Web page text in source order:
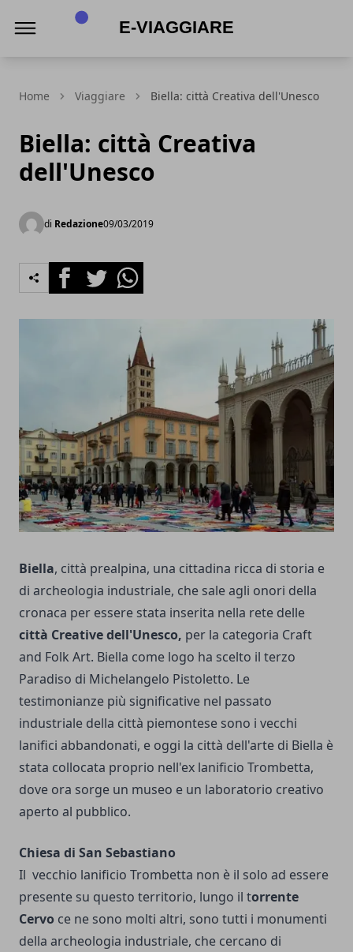
Home Viaggiare Biella: città Creativa dell'Unesco
Biella: città Creativa
dell'Unesco
di Redazione09/03/2019
FacebookTwitterWhatsapp
Biella, città prealpina, una cittadina ricca di storia e
di archeologia industriale, che sale agli onori della
cronaca per essere stata inserita nella rete delle
città Creative dell'Unesco, per la categoria Craft
and Folk Art. Biella come logo ha scelto il terzo
Paradiso di Michelangelo Pistoletto. Le
testimonianze più significative nel passato
industriale della città piemontese sono i vecchi
lanifici abbandonati, e oggi la città dell'arte di Biella è
stata collocata proprio nell'ex lanificio Trombetta,
dove ora sorge un museo e un laboratorio creativo
aperto al pubblico.
Chiesa di San Sebastiano
Il vecchio lanificio Trombetta non è il solo ad essere
presente su questo territorio, lungo il torrente
Cervo ce ne sono molti altri, sono tutti i monumenti
della archeologia industriale, che cercano di